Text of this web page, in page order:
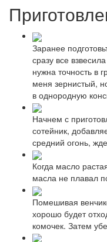
Заранее
сразу все
нужна точность в
меня зернистый,
в однородную
Начнем с
сотейник,
средний огонь,
Когда масло
масла не плавал
Помешивая
хорошо будет
комочек. Затем